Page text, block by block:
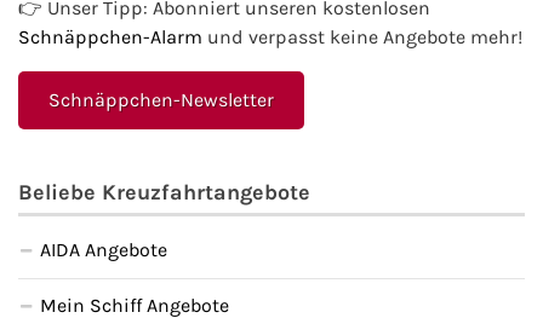
👉 Unser Tipp: Abonniert unseren kostenlosen
Schnäppchen-Alarm und verpasst keine Angebote mehr!
Schnäppchen-Newsletter
Beliebe Kreuzfahrtangebote
AIDA Angebote
Mein Schiff Angebote